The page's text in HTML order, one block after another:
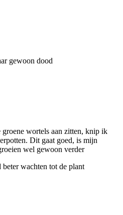
gewoon dood
wortels aan zitten, knip ik
Dit gaat goed, is mijn
wel gewoon verder
wachten tot de plant